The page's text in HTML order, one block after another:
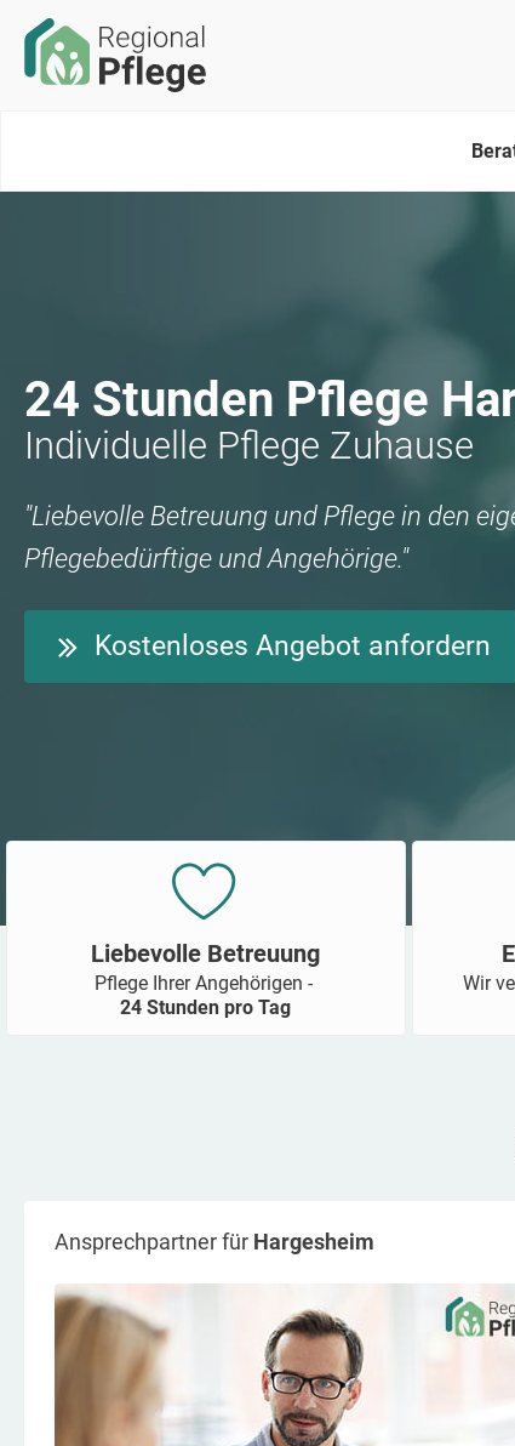
24 Stunden Pflege
Individuelle Pflege Zuhause
"Liebevolle Betreuung und Pflege in den
Pflegebedürftige und Angehörige."
Kostenloses Angebot anfordern
Liebevolle Betreuung
Pflege Ihrer Angehörigen -
24 Stunden pro Tag
Wir
Ansprechpartner für Hargesheim